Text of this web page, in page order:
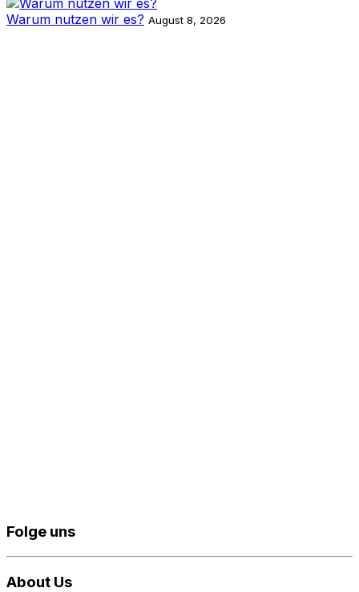
Warum nutzen wir es? August 8, 2026
Folge uns
About Us